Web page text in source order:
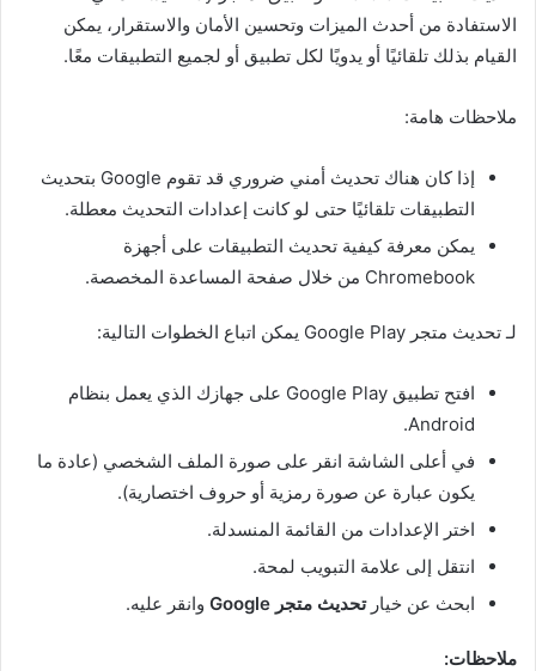
الاستفادة من أحدث الميزات وتحسين الأمان والاستقرار، يمكن
القيام بذلك تلقائيًا أو يدويًا لكل تطبيق أو لجميع التطبيقات معًا.
ملاحظات هامة:
إذا كان هناك تحديث أمني ضروري قد تقوم Google بتحديث
التطبيقات تلقائيًا حتى لو كانت إعدادات التحديث معطلة.
يمكن معرفة كيفية تحديث التطبيقات على أجهزة
Chromebook من خلال صفحة المساعدة المخصصة.
لـ تحديث متجر Google Play يمكن اتباع الخطوات التالية:
افتح تطبيق Google Play على جهازك الذي يعمل بنظام
Android.
في أعلى الشاشة انقر على صورة الملف الشخصي (عادة ما
يكون عبارة عن صورة رمزية أو حروف اختصارية).
اختر الإعدادات من القائمة المنسدلة.
انتقل إلى علامة التبويب لمحة.
ابحث عن خيارتحديث متجر Google وانقر عليه.
ملاحظات: